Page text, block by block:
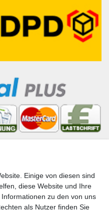
NACHNAMEEinige von diesen sind
diese Website und Ihre
zu den von uns
als Nutzer finden Sie